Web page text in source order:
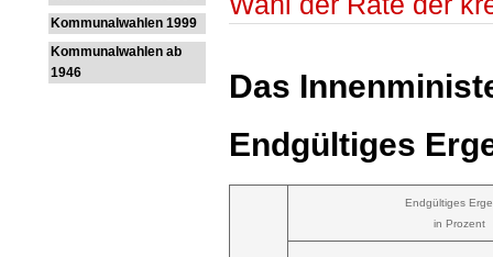
Kommunalwahlen 1999
Kommunalwahlen ab
1946
Das
Endgültiges
Endgültiges
in Prozent